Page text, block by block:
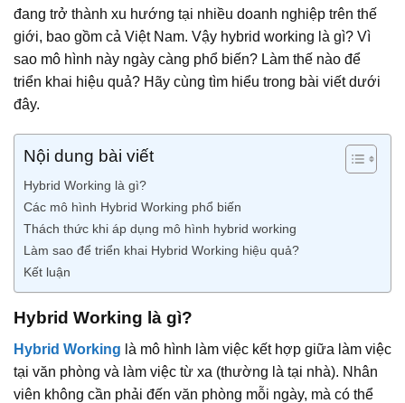
đang trở thành xu hướng tại nhiều doanh nghiệp trên thế
giới, bao gồm cả Việt Nam. Vậy hybrid working là gì? Vì
sao mô hình này ngày càng phổ biến? Làm thế nào để
triển khai hiệu quả? Hãy cùng tìm hiểu trong bài viết dưới
đây.
Nội dung bài viết
Hybrid Working là gì?
Các mô hình Hybrid Working phổ biến
Thách thức khi áp dụng mô hình hybrid working
Làm sao để triển khai Hybrid Working hiệu quả?
Kết luận
Hybrid Working là gì?
Hybrid Working là mô hình làm việc kết hợp giữa làm việc
tại văn phòng và làm việc từ xa (thường là tại nhà). Nhân
viên không cần phải đến văn phòng mỗi ngày, mà có thể